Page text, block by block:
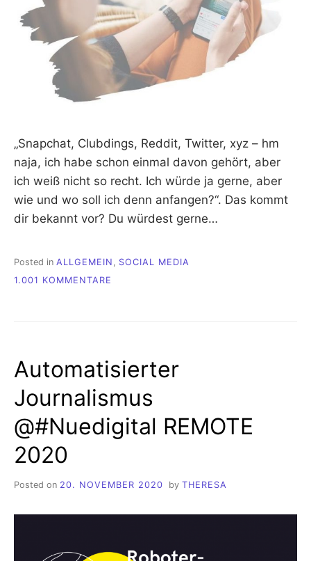
„Snapchat, Clubdings, Reddit, Twitter, xyz – hm
naja, ich habe schon einmal davon gehört, aber
ich weiß nicht so recht. Ich würde ja gerne, aber
wie und wo soll ich denn anfangen?“. Das kommt
dir bekannt vor? Du würdest gerne…
Posted in ALLGEMEIN
SOCIAL MEDIA
1.001 KOMMENTARE
FÜR
DEN
START
MIT
JEDER
Automatisierter
Journalismus
@#Nuedigital REMOTE
2020
Posted on 20. NOVEMBER 2020 by THERESA